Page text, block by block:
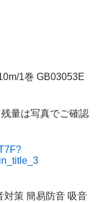
1巻 GB03053E
量は写真でご確認
対策 簡易防音 吸音